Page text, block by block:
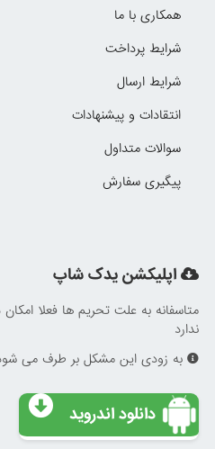
همکاری با ما
شرایط پرداخت
شرایط ارسال
انتقادات و پیشنهادات
سوالات متداول
پیگیری سفارش
اپلیکشن یدک شاپ
متاسفانه به علت تحریم ها فعلا
ندارد
به زودی این مشکل بر طرف می
دانلود اندروید